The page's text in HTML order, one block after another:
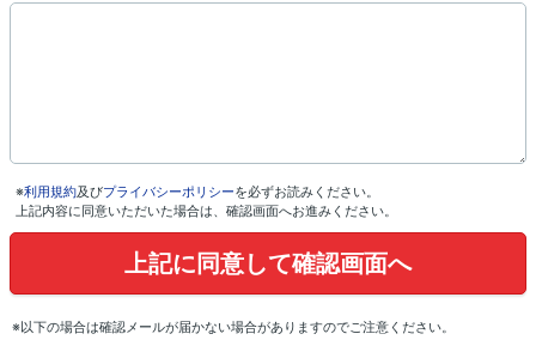
※利用規約及びプライバシーポリシーを必ずお読みください。
上記内容に同意いただいた場合は、確認画面へお進みください。
※以下の場合は確認メールが届かない場合がありますのでご注意ください。